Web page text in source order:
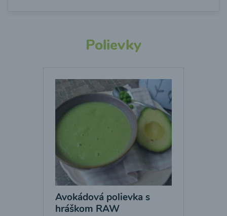
Polievky
Avokádová polievka s
hráškom RAW